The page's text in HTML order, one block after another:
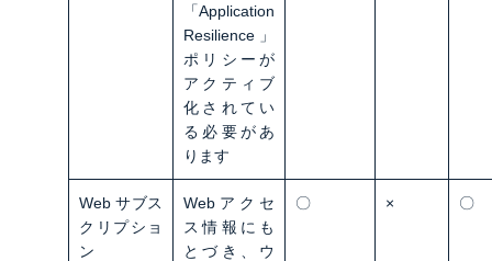
「Application
Resilience」
ポリシーが
アクティブ
化されてい
る必要があ
ります
Web サブス
クリプショ
ン
Webアクセ
ス情報にも
とづき、ウ
〇 × 〇